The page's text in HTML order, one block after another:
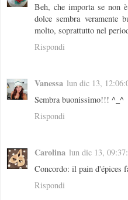
Beh, che importa se non
dolce sembra veramente
molto, soprattutto nel
Rispondi
Vanessa lun dic 13,
Sembra buonissimo!!! ^_^
Rispondi
Carolina lun dic 13,
Concordo: il pain d'épices
Rispondi